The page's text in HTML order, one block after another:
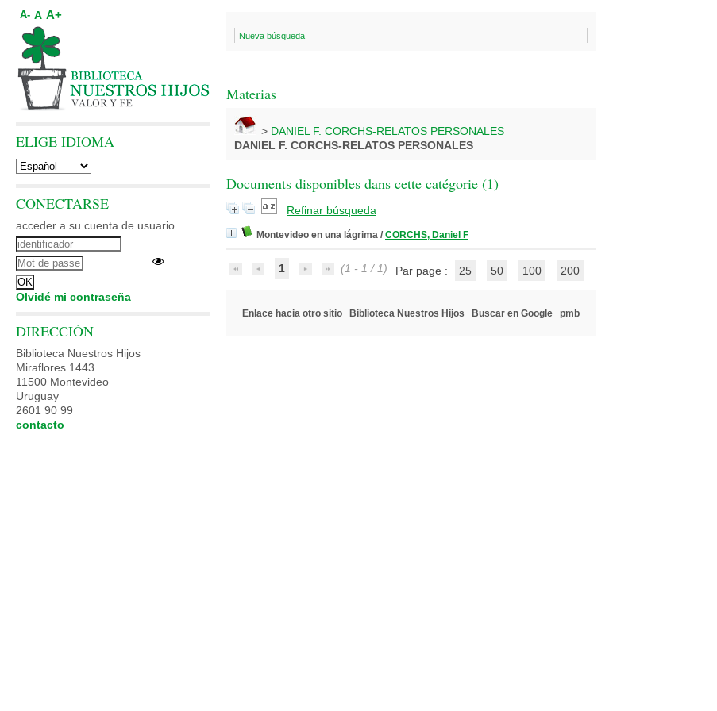
Nueva búsqueda
Materias
> DANIEL F. CORCHS-RELATOS PERSONALES
DANIEL F. CORCHS-RELATOS PERSONALES
Documents disponibles dans cette catégorie (1)
Refinar búsqueda
Montevideo en una lágrima / CORCHS, Daniel F
1 (1 - 1 / 1) Par page : 25 50 100 200
Enlace hacia otro sitio Biblioteca Nuestros Hijos Buscar en Google pmb
A- A A+
ELIGE IDIOMA
CONECTARSE
acceder a su cuenta de usuario
Olvidé mi contraseña
DIRECCIÓN
Biblioteca Nuestros Hijos
Miraflores 1443
11500 Montevideo
Uruguay
2601 90 99
contacto